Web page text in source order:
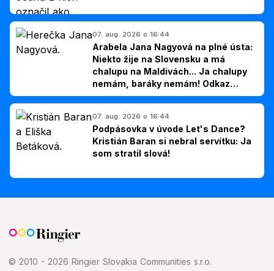
07. aug. 2026 o 16:44
Arabela Jana Nagyová na plné ústa:
Niekto žije na Slovensku a má
chalupu na Maldivách... Ja chalupy
nemám, baráky nemám! Odkaz
Slovákom
07. aug. 2026 o 16:44
Podpásovka v úvode Let's Dance?
Kristián Baran si nebral servítku: Ja
som stratil slová!
© 2010 - 2026 Ringier Slovakia Communities s.r.o.